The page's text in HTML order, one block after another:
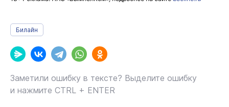
Билайн
Заметили ошибку в тексте? Выделите ошибку
и нажмите CTRL + ENTER